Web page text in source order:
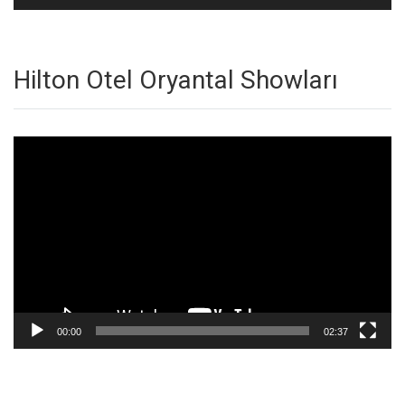
Hilton Otel Oryantal Showları
00:00 02:37